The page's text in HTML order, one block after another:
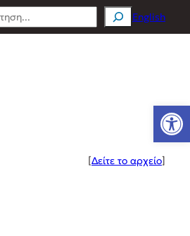
English
[Δείτε το αρχείο]